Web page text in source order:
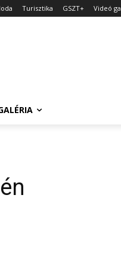
Turisztika GSZT+ Videó